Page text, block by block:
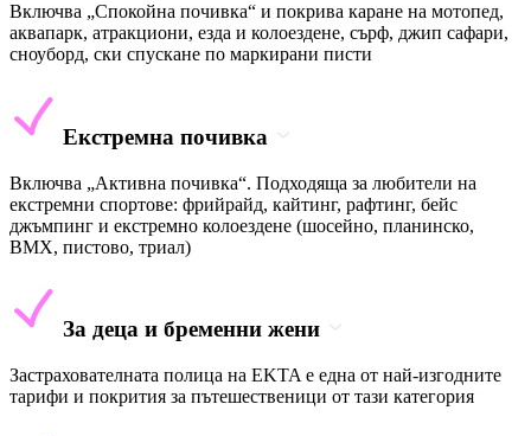
Включва „Спокойна почивка“ и покрива каране на мотопед,
аквапарк, атракциони, езда и колоездене, сърф, джип сафари,
сноуборд, ски спускане по маркирани писти
Екстремна почивка
Включва „Активна почивка“. Подходяща за любители на
екстремни спортове: фрийрайд, кайтинг, рафтинг, бейс
джъмпинг и екстремно колоездене (шосейно, планинско,
BMX, пистово, триал)
За деца и бременни жени
Застрахователната полица на EKTA е една от най-изгодните
тарифи и покрития за пътешественици от тази категория